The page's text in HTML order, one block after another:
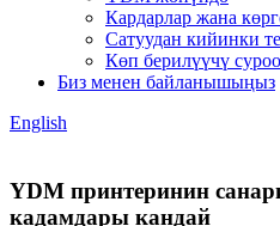
Кардарлар жана
Сатуудан кийинки
Көп берилүүчү
Биз менен байланышыңыз
English
YDM принтеринин
кадамдары кандай